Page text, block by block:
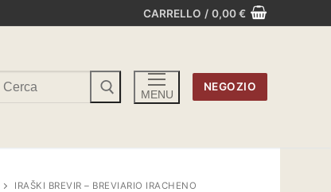
CARRELLO / 0,00€
Cerca:
MENU
NEGOZIO
IRAŠKI BREVIR – BREVIARIO IRACHENO